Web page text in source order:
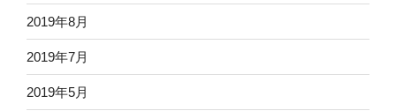
2019年8月
2019年7月
2019年5月